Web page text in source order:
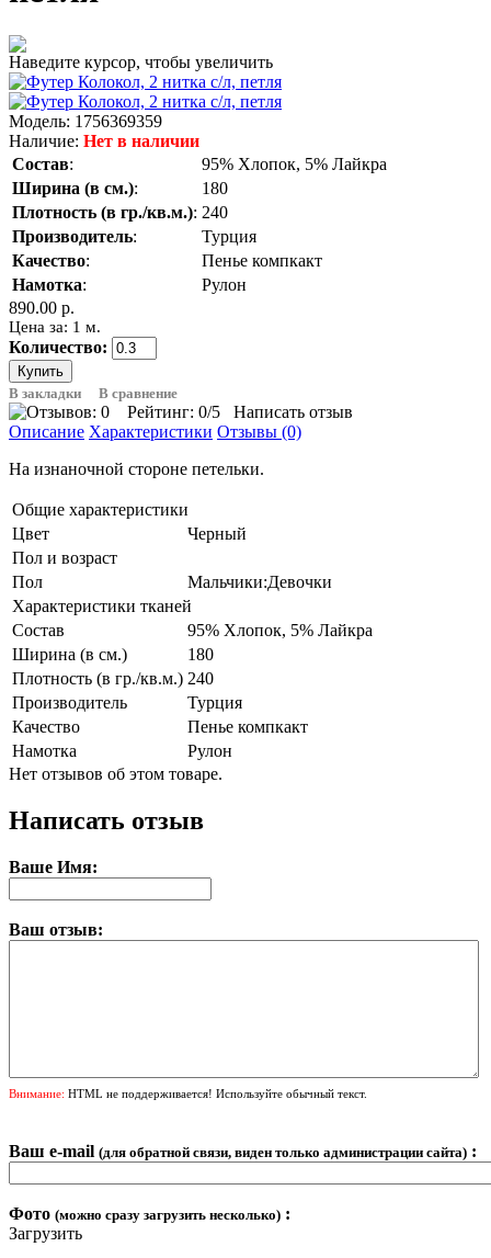
Наведите курсор, чтобы увеличить
Модель: 1756369359
Наличие: Нет в наличии
Состав:
95% Хлопок, 5% Лайкра
Ширина (в см.):
180
Плотность (в гр./кв.м.): 240
Производитель:
Турция
Качество:
Пенье компкакт
Намотка:
Рулон
890.00 р.
Цена за: 1 м.
Количество:
В закладки В сравнение
Рейтинг: 0/5
Написать отзыв
Описание Характеристики Отзывы (0)
На изнаночной стороне петельки.
Общие характеристики
Цвет
Черный
Пол и возраст
Пол
Мальчики:Девочки
Характеристики тканей
Состав
95% Хлопок, 5% Лайкра
Ширина (в см.)
180
Плотность (в гр./кв.м.) 240
Производитель
Турция
Качество
Пенье компкакт
Намотка
Рулон
Нет отзывов об этом товаре.
Написать отзыв
Ваше Имя:
Ваш отзыв:
Внимание: HTML не поддерживается! Используйте обычный текст.
Ваш e-mail (для обратной связи, виден только администрации сайта) :
Фото (можно сразу загрузить несколько) :
Загрузить